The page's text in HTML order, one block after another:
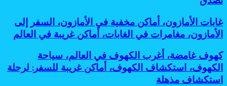
للمغامرين
جزر
مخفية
كأنها
الخريطة
الغابات،
أماكن
مرعبة
للسفر،
غامضة
ملونة،
طبيعية
عجيبة،
بحيرة
وردية،
بحيرات
غامضة:
أجمل
غابات
الأمازون،
أماكن
مخفية
في
الأمازون،
السفر
غابات الأمازون، أماكن مخفية في الأمازون، السفر إلى
الأمازون، مغامرات في الغابات، أماكن غريبة في العالم
كهوف
غامضة،
أغرب
الكهوف
كهوف غامضة، أغرب الكهوف في العالم، سياحة
الكهوف، استكشاف الكهوف، أماكن غريبة للسفر: لرحلة
استكشاف مذهلة